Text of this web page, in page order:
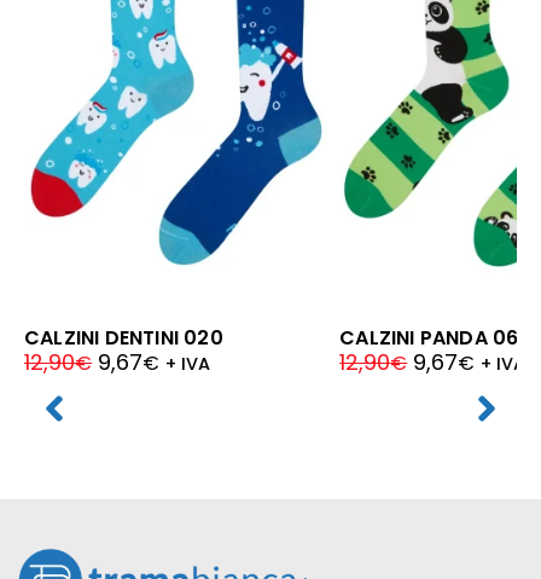
CALZINI DENTINI 020
12,90€ 9,67€ + IVA
CALZINI PANDA 060
12,90€ 9,67€ + IVA